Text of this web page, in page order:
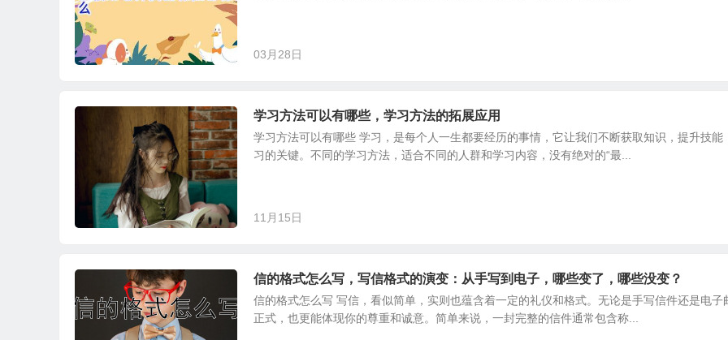
03月28日
学习方法可以有哪些，学习方法的拓展应用
学习方法可以有哪些 学习，是每个人一生都要经历的事情，它让我们不断获取知识，提升技
习的关键。不同的学习方法，适合不同的人群和学习内容，没有绝对的“最...
11月15日
信的格式怎么写，写信格式的演变：从手写到电子，哪些变了，哪些没变？
信的格式怎么写 写信，看似简单，实则也蕴含着一定的礼仪和格式。无论是手写信件还是电
正式，也更能体现你的尊重和诚意。简单来说，一封完整的信件通常包含称...